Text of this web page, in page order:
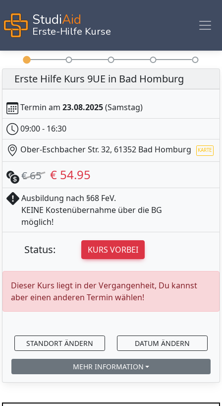
StudiAid
Erste-Hilfe Kurse
Erste Hilfe Kurs 9UE in Bad Homburg
Termin am 23.08.2025(Samstag)
09:00 - 16:30
Ober-Eschbacher Str. 32, 61352 Bad Homburg
€ 65 € 54.95
Ausbildung nach §68 FeV.
KEINE Kostenübernahme über die BG
möglich!
Status: KURS VORBEI
Dieser Kurs liegt in der Vergangenheit, Du kannst
aber einen anderen Termin wählen!
STANDORT ÄNDERN DATUM ÄNDERN
MEHR INFORMATION